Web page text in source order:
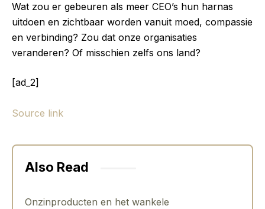
Wat zou er gebeuren als meer CEO’s hun harnas
uitdoen en zichtbaar worden vanuit moed, compassie
en verbinding? Zou dat onze organisaties
veranderen? Of misschien zelfs ons land?
[ad_2]
Source link
Also Read
Onzinproducten en het wankele